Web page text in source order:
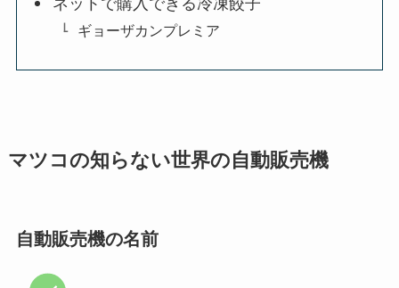
ネットで購入できる冷凍餃子
ギョーザカンプレミア
マツコの知らない世界の自動販売機
自動販売機の名前